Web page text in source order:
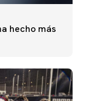
hecho más